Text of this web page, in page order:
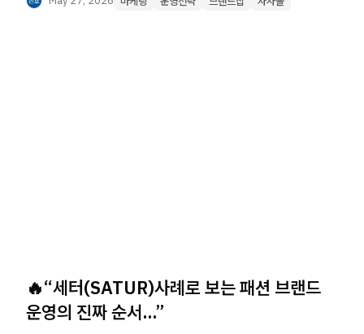
🔥“세터(SATUR)사례로 보는 패션 브랜드
운영의 진짜 순서...”